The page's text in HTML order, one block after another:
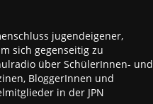
jugendeigener,
sich gegenseitig zu
über SchülerInnen- und
BloggerInnen und
in der JPN